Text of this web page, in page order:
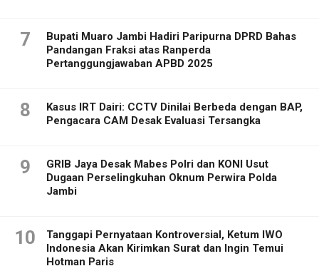
7
Bupati Muaro Jambi Hadiri Paripurna DPRD Bahas
Pandangan Fraksi atas Ranperda
Pertanggungjawaban APBD 2025
8
Kasus IRT Dairi: CCTV Dinilai Berbeda dengan BAP,
Pengacara CAM Desak Evaluasi Tersangka
9
GRIB Jaya Desak Mabes Polri dan KONI Usut
Dugaan Perselingkuhan Oknum Perwira Polda
Jambi
10
Tanggapi Pernyataan Kontroversial, Ketum IWO
Indonesia Akan Kirimkan Surat dan Ingin Temui
Hotman Paris